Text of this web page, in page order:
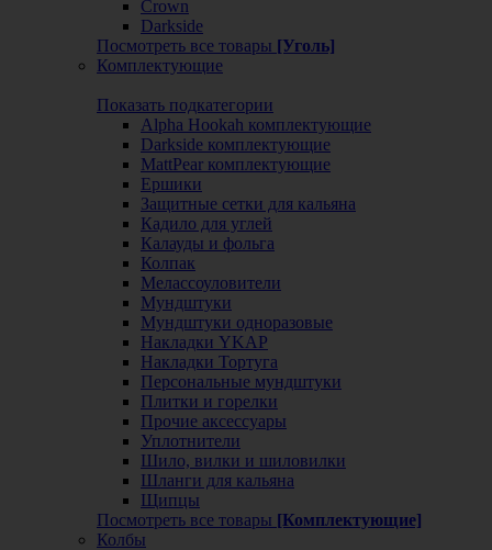
Crown
Darkside
Посмотреть все товары [Уголь]
Комплектующие
Показать подкатегории
Alpha Hookah комплектующие
Darkside комплектующие
MattPear комплектующие
Ершики
Защитные сетки для кальяна
Кадило для углей
Калауды и фольга
Колпак
Мелассоуловители
Мундштуки
Мундштуки одноразовые
Накладки YKAP
Накладки Тортуга
Персональные мундштуки
Плитки и горелки
Прочие аксессуары
Уплотнители
Шило, вилки и шиловилки
Шланги для кальяна
Щипцы
Посмотреть все товары [Комплектующие]
Колбы